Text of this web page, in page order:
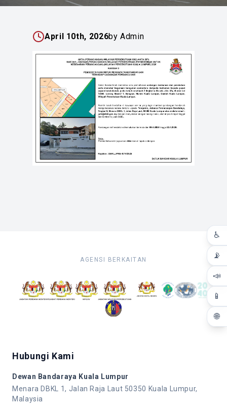
♿
📡
📣
📱
🌐
April 10th, 2026by Admin
AGENSI BERKAITAN
Hubungi Kami
Dewan Bandaraya Kuala Lumpur
Menara DBKL 1, Jalan Raja Laut 50350 Kuala Lumpur,
Malaysia